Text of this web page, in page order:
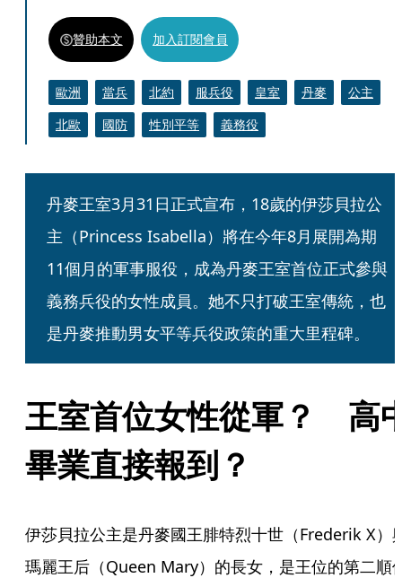
贊助本文 加入訂閱會員
歐洲 當兵 北約 服兵役 皇室 丹麥
公主
北歐
國防 性別平等 義務役
丹麥王室3月31日正式宣布，18歲的伊莎貝拉公
主（Princess Isabella）將在今年8月展開為期
11個月的軍事服役，成為丹麥王室首位正式參與
義務兵役的女性成員。她不只打破王室傳統，也
是丹麥推動男女平等兵役政策的重大里程碑。
王室首位女性從軍？　高
畢業直接報到？
伊莎貝拉公主是丹麥國王腓特烈十世（Frederik X）
瑪麗王后（Queen Mary）的長女，是王位的第二順